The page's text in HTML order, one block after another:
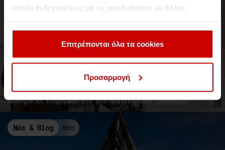
οποίοι ενδεχομένως να τις συνδυάσουν με άλλες
έχουν συλλέξει σε σχέση με την από μέρους σας χρήση
των υπηρεσιών τους.Επιτρέπονται όλα τα cookies
Προσαρμογή
Σταδιοδρομίας/ Επαγγελματικού
Ακαδημαϊκή Ενημέρωση για ένα πρωτοποριακό πρόγραμμα!
Νέα & Blog Νέα